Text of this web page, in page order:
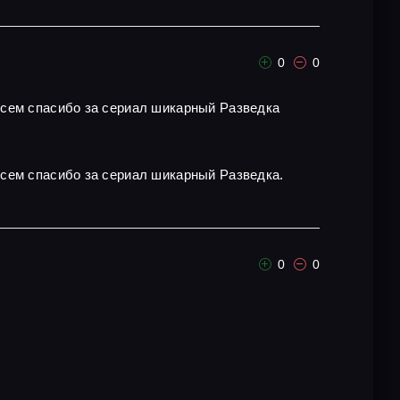
0 0
спасибо за сериал шикарный Разведка
спасибо за сериал шикарный Разведка.
0 0